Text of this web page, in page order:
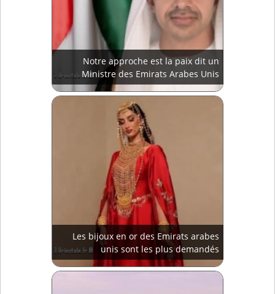
Notre approche est la paix dit un
Ministre des Emirats Arabes Unis
Les bijoux en or des Emirats arabes
unis sont les plus demandés